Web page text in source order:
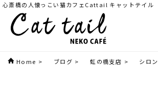
心斎橋の人懐っこい猫カフェCattail キャットテイル
Home > ブログ > 虹の橋支店 > シロン